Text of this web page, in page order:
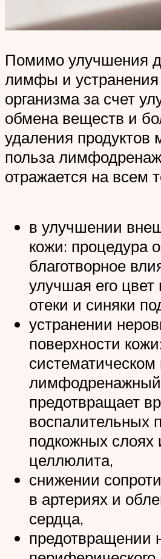
Помимо улучшения
лимфы и устранения
организма за счет
обмена веществ и
удаления продуктов
польза
отражается на всем
в улучшении
кожи: процедура
благотворное
улучшая его цвет
отеки и синяки
устранении
поверхности
предотвращает
воспалительных
подкожных слоях
целлюлита,
снижении
в артериях и
сердца,
предотвращении